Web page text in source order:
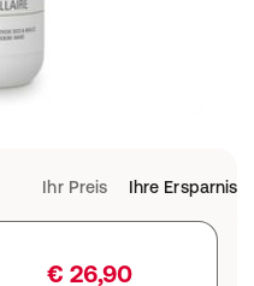
Ihr Preis Ihre Ersparnis
€ 26,90